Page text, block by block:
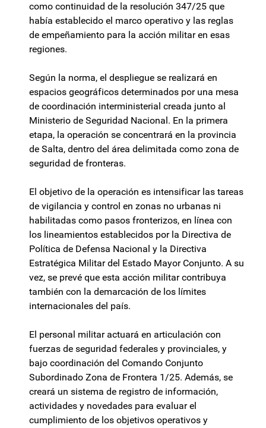
como continuidad de la resolución 347/25 que
había establecido el marco operativo y las reglas
de empeñamiento para la acción militar en esas
regiones.
Según la norma, el despliegue se realizará en
espacios geográficos determinados por una mesa
de coordinación interministerial creada junto al
Ministerio de Seguridad Nacional. En la primera
etapa, la operación se concentrará en la provincia
de Salta, dentro del área delimitada como zona de
seguridad de fronteras.
El objetivo de la operación es intensificar las tareas
de vigilancia y control en zonas no urbanas ni
habilitadas como pasos fronterizos, en línea con
los lineamientos establecidos por la Directiva de
Política de Defensa Nacional y la Directiva
Estratégica Militar del Estado Mayor Conjunto. A su
vez, se prevé que esta acción militar contribuya
también con la demarcación de los límites
internacionales del país.
El personal militar actuará en articulación con
fuerzas de seguridad federales y provinciales, y
bajo coordinación del Comando Conjunto
Subordinado Zona de Frontera 1/25. Además, se
creará un sistema de registro de información,
actividades y novedades para evaluar el
cumplimiento de los objetivos operativos y